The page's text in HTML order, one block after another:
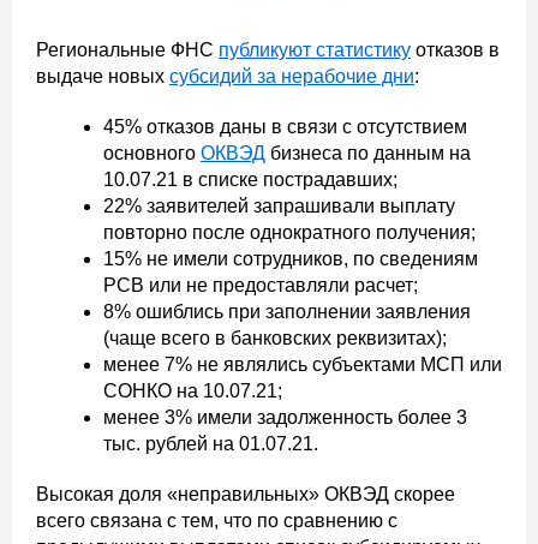
Региональные ФНС публикуют статистику отказов в
выдаче новых субсидий за нерабочие дни:
45% отказов даны в связи с отсутствием
основного ОКВЭД бизнеса по данным на
10.07.21 в списке пострадавших;
22% заявителей запрашивали выплату
повторно после однократного получения;
15% не имели сотрудников, по сведениям
РСВ или не предоставляли расчет;
8% ошиблись при заполнении заявления
(чаще всего в банковских реквизитах);
менее 7% не являлись субъектами МСП или
СОНКО на 10.07.21;
менее 3% имели задолженность более 3
тыс. рублей на 01.07.21.
Высокая доля «неправильных» ОКВЭД скорее
всего связана с тем, что по сравнению с